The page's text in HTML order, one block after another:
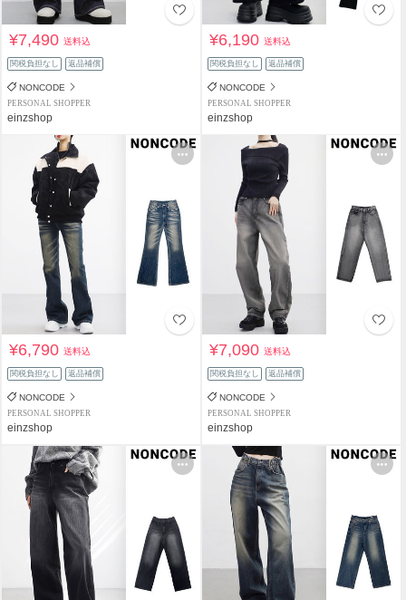
¥7,490送料込
関税負担なし 返品補償
NONCODE
PERSONAL SHOPPER
einzshop
¥6,190送料込
関税負担なし 返品補償
NONCODE
PERSONAL SHOPPER
einzshop
¥6,790送料込
関税負担なし 返品補償
NONCODE
PERSONAL SHOPPER
einzshop
¥7,090送料込
関税負担なし 返品補償
NONCODE
PERSONAL SHOPPER
einzshop